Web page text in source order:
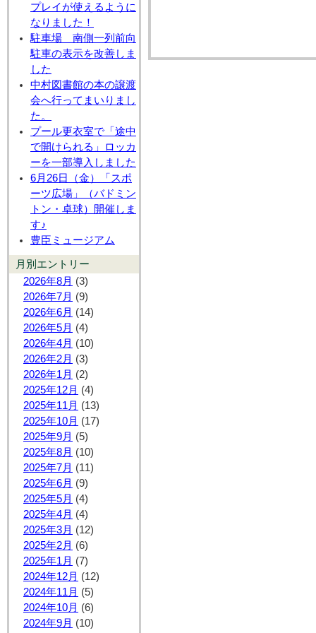
プレイが使えるように
なりました！
駐車場 南側一列前向
駐車の表示を改善しま
した
中村図書館の本の譲渡
会へ行ってまいりまし
た。
プール更衣室で「途中
で開けられる」ロッカ
ーを一部導入しました
6月26日（金）「スポ
ーツ広場」（バドミン
トン・卓球）開催しま
す♪
豊臣ミュージアム
月別エントリー
2026年8月 (3)
2026年7月 (9)
2026年6月 (14)
2026年5月 (4)
2026年4月 (10)
2026年2月 (3)
2026年1月 (2)
2025年12月 (4)
2025年11月 (13)
2025年10月 (17)
2025年9月 (5)
2025年8月 (10)
2025年7月 (11)
2025年6月 (9)
2025年5月 (4)
2025年4月 (4)
2025年3月 (12)
2025年2月 (6)
2025年1月 (7)
2024年12月 (12)
2024年11月 (5)
2024年10月 (6)
2024年9月 (10)